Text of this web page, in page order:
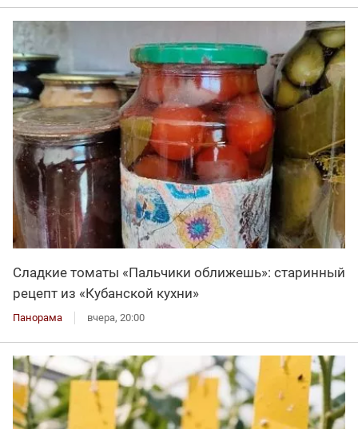
Сладкие томаты «Пальчики оближешь»: старинный
рецепт из «Кубанской кухни»
Панорама вчера, 20:00